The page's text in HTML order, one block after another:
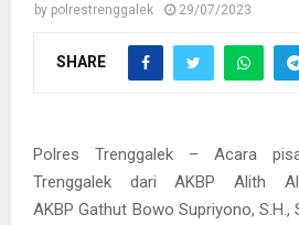
by polrestrenggalek 29/07/2023
SHARE
Polres Trenggalek – Acara
Trenggalek dari AKBP Alith
AKBP Gathut Bowo Supriyono, S.H.,